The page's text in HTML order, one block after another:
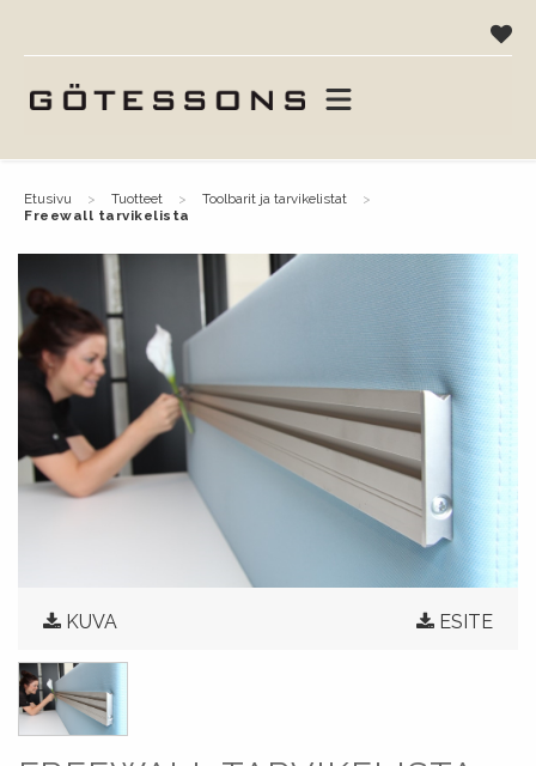
etusivu tuotteet
toolbarit ja tarvikelistat
freewall tarvikelista
KUVA ESITE